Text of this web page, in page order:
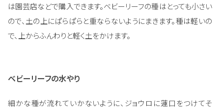
は園芸店などで購入できます。ベビーリーフの種はとっても小さい
ので、土の上にぱらぱらと重ならないようにまきます。種は軽いの
で、上からふんわりと軽く土をかけます。
ベビーリーフの水やり
細かな種が流れていかないように、ジョウロに蓮口をつけてそ